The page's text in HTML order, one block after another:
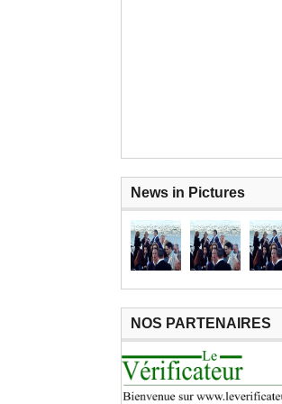
News in Pictures
NOS PARTENAIRES